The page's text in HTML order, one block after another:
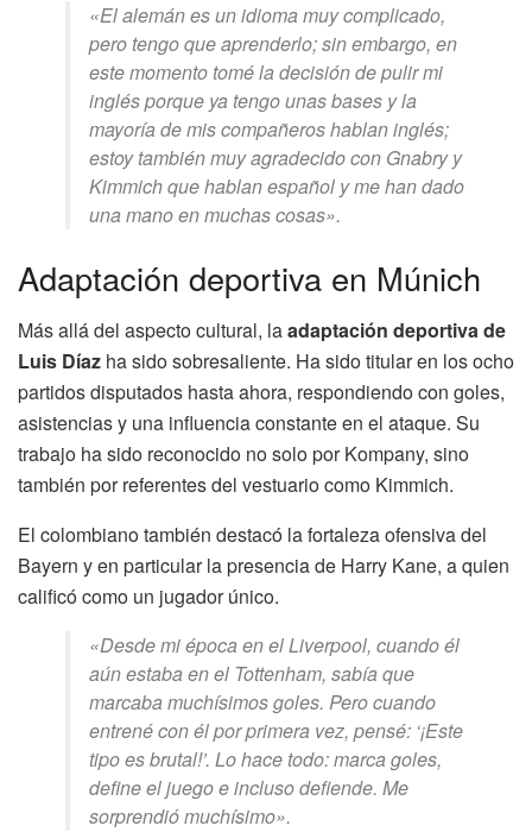
«El alemán es un idioma muy complicado,
pero tengo que aprenderlo; sin embargo, en
este momento tomé la decisión de pulir mi
inglés porque ya tengo unas bases y la
mayoría de mis compañeros hablan inglés;
estoy también muy agradecido con Gnabry y
Kimmich que hablan español y me han dado
una mano en muchas cosas».
Adaptación deportiva en Múnich
Más allá del aspecto cultural, laadaptación deportiva de
Luis Díaz ha sido sobresaliente. Ha sido titular en los ocho
partidos disputados hasta ahora, respondiendo con goles,
asistencias y una influencia constante en el ataque. Su
trabajo ha sido reconocido no solo por Kompany, sino
también por referentes del vestuario como Kimmich.
El colombiano también destacó la fortaleza ofensiva del
Bayern y en particular la presencia de Harry Kane, a quien
calificó como un jugador único.
«Desde mi época en el Liverpool, cuando él
aún estaba en el Tottenham, sabía que
marcaba muchísimos goles. Pero cuando
entrené con él por primera vez, pensé: ‘¡Este
tipo es brutal!’. Lo hace todo: marca goles,
define el juego e incluso defiende. Me
sorprendió muchísimo».